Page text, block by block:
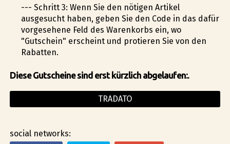
--- Schritt 3: Wenn Sie den nötigen Artikel
ausgesucht haben, geben Sie den Code in das dafür
vorgesehene Feld des Warenkorbs ein, wo
"Gutschein" erscheint und profitieren Sie von den
Rabatten.
Diese Gutscheine sind erst kürzlich abgelaufen:.
TRADATO
social networks: